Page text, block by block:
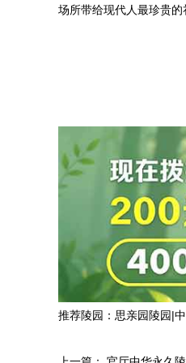
场所带给现代人最珍贵的
推荐陵园： 思亲园陵园|